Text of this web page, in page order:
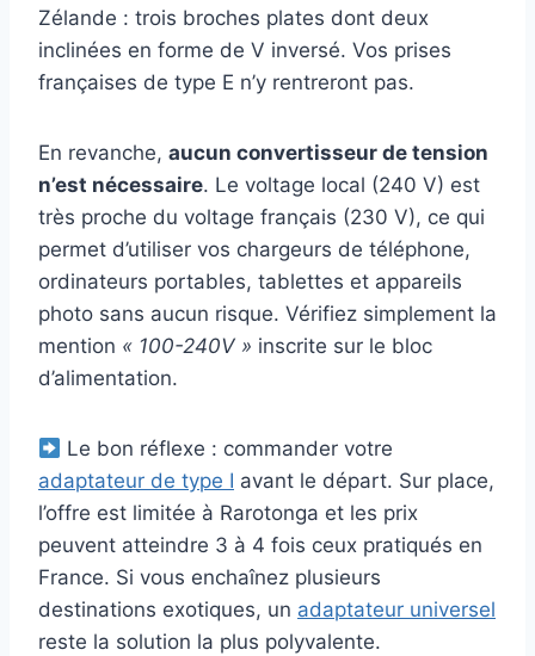
Zélande : trois broches plates dont deux
inclinées en forme de V inversé. Vos prises
françaises de type E n’y rentreront pas.
En revanche, aucun convertisseur de tension
n’est nécessaire. Le voltage local (240 V) est
très proche du voltage français (230 V), ce qui
permet d’utiliser vos chargeurs de téléphone,
ordinateurs portables, tablettes et appareils
photo sans aucun risque. Vérifiez simplement la
mention « 100-240V » inscrite sur le bloc
d’alimentation.
Le bon réflexe : commander votre
adaptateur de type I avant le départ. Sur place,
l’offre est limitée à Rarotonga et les prix
peuvent atteindre 3 à 4 fois ceux pratiqués en
France. Si vous enchaînez plusieurs
destinations exotiques, un adaptateur universel
reste la solution la plus polyvalente.